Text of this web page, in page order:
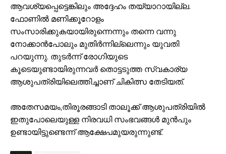
ആവശ്യപ്പെട്ടെങ്കിലും അദ്ദേഹം തയ്യാറായില്ല.
ഫോണില്‍ മണിക്കൂറോളം
സംസാരിക്കുകയായിരുന്നെന്നും തന്നെ വന്നു
നോക്കാന്‍പോലും മുതിര്‍ന്നില്ലെന്നും യുവതി
പറയുന്നു. തുടര്‍ന്ന് രോഗിയുടെ
കൂടെയുണ്ടായിരുന്നവര്‍ തൊട്ടടുത്ത സ്വകാര്യ
ആശുപത്രിയിലെത്തിച്ചാണ് ചികിത്സ തേടിയത്.
അതേസമയം,തിരൂരങ്ങാടി താലൂക്ക് ആശുപത്രിയിൽ
ഇതുപോലെയുള്ള നിരവധി സംഭവങ്ങള്‍ മുന്‍പും
ഉണ്ടായിട്ടുണ്ടെന്ന് ആക്ഷേപമുയരുന്നുണ്ട്.